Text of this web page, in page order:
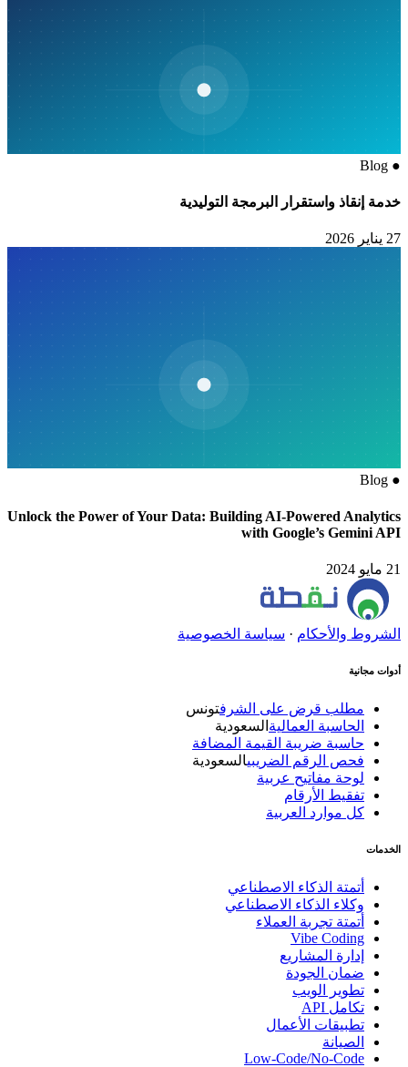
●
Blog
خدمة إنقاذ واستقرار البرمجة التوليدية
27 يناير 2026
●
Blog
Unlock the Power of Your Data: Building AI-Powered Analytics
with Google’s Gemini API
21 مايو 2024
الشروط والأحكام· سياسة الخصوصية
أدوات مجانية
مطلب قرض على الشرف تونس
الحاسبة العماليةالسعودية
حاسبة ضريبة القيمة المضافة
فحص الرقم الضريبيالسعودية
لوحة مفاتيح عربية
تفقيط الأرقام
كل موارد العربية
الخدمات
أتمتة الذكاء الاصطناعي
وكلاء الذكاء الاصطناعي
أتمتة تجربة العملاء
Vibe Coding
إدارة المشاريع
ضمان الجودة
تطوير الويب
تكامل API
تطبيقات الأعمال
الصيانة
Low-Code/No-Code